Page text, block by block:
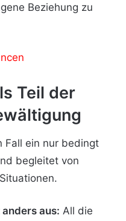
Beziehung zu
Teil der
Fall ein nur bedingt
begleitet von
aus: All die